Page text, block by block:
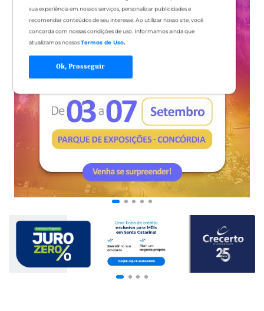
sua experiência em nossos serviços, personalizar publicidades e
recomendar conteúdos de seu interesse. Ao utilizar nosso site, você
concorda com nossas condições de uso. Informamos ainda que
atualizamos nossosTermos de Uso.
Ok, Prosseguir